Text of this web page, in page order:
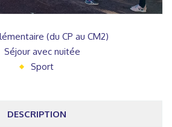
(du CP au CM2)
Séjour avec nuitée
Sport
DESCRIPTION